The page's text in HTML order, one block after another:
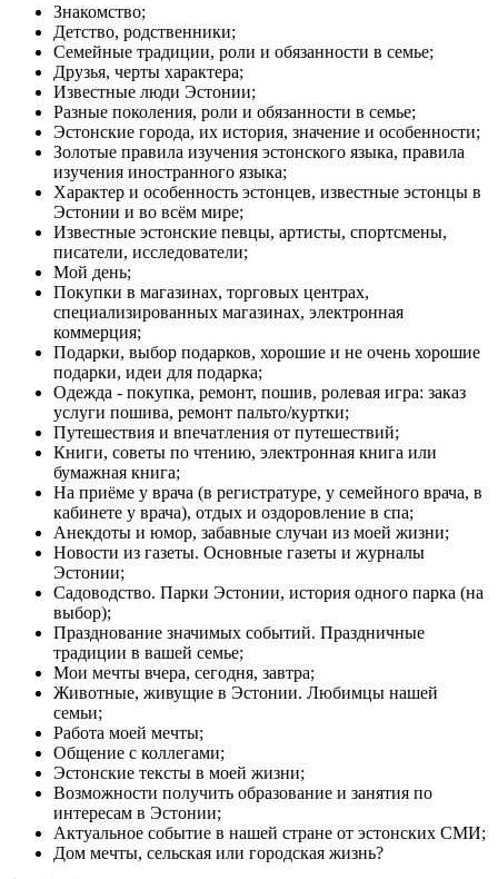
Знакомство;
Детство, родственники;
Семейные традиции, роли и обязанности в семье;
Друзья, черты характера;
Известные люди Эстонии;
Разные поколения, роли и обязанности в семье;
Эстонские города, их история, значение и особенности;
Золотые правила изучения эстонского языка, правила
изучения иностранного языка;
Характер и особенность эстонцев, известные эстонцы в
Эстонии и во всём мире;
Известные эстонские певцы, артисты, спортсмены,
писатели, исследователи;
Мой день;
Покупки в магазинах, торговых центрах,
специализированных магазинах, электронная
коммерция;
Подарки, выбор подарков, хорошие и не очень хорошие
подарки, идеи для подарка;
Одежда - покупка, ремонт, пошив, ролевая игра: заказ
услуги пошива, ремонт пальто/куртки;
Путешествия и впечатления от путешествий;
Книги, советы по чтению, электронная книга или
бумажная книга;
На приёме у врача (в регистратуре, у семейного врача, в
кабинете у врача), отдых и оздоровление в спа;
Анекдоты и юмор, забавные случаи из моей жизни;
Новости из газеты. Основные газеты и журналы
Эстонии;
Садоводство. Парки Эстонии, история одного парка (на
выбор);
Празднование значимых событий. Праздничные
традиции в вашей семье;
Мои мечты вчера, сегодня, завтра;
Животные, живущие в Эстонии. Любимцы нашей
семьи;
Работа моей мечты;
Общение с коллегами;
Эстонские тексты в моей жизни;
Возможности получить образование и занятия по
интересам в Эстонии;
Актуальное событие в нашей стране от эстонских СМИ;
Дом мечты, сельская или городская жизнь?